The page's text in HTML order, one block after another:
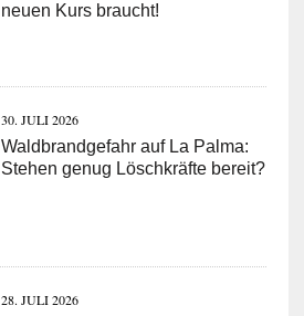
neuen Kurs braucht!
30. JULI 2026
Waldbrandgefahr auf La Palma:
Stehen genug Löschkräfte bereit?
28. JULI 2026